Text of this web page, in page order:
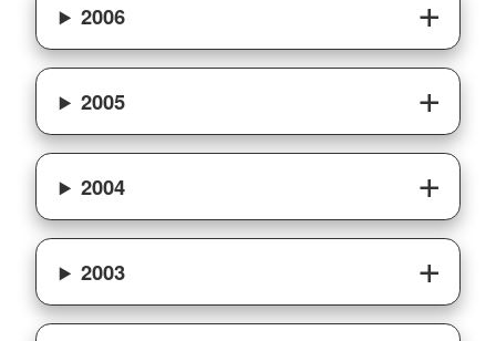
2006
2005
2004
2003